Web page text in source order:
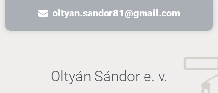
oltyan.sandor81@gmail.com
Oltyán Sándor e. v.